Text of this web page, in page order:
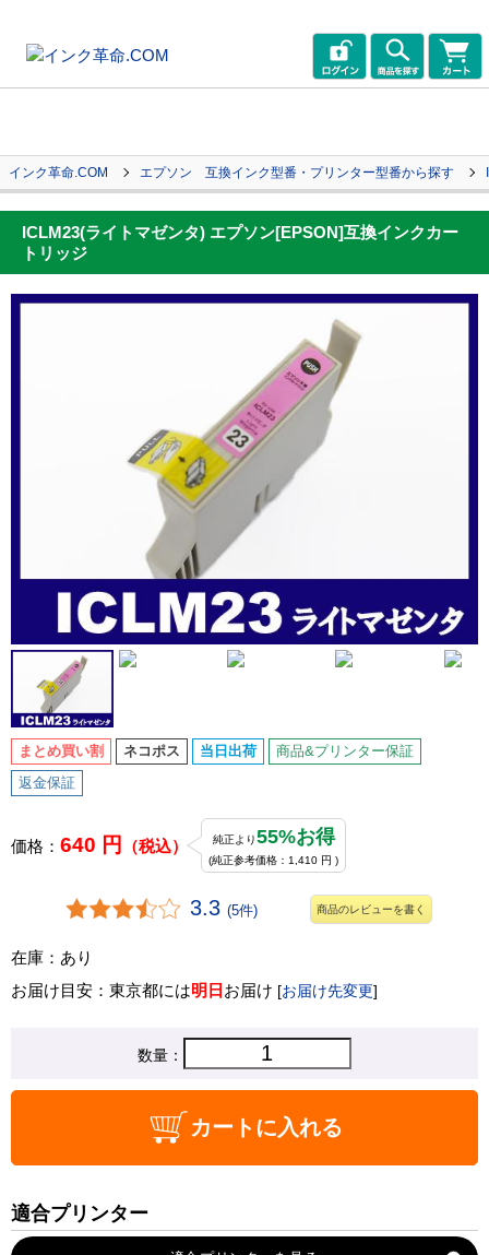
インク革命.COM エプソン 互換インク型番・プリンター型番から探す
ICLM23(ライトマゼンタ) エプソン[EPSON]互換インクカー
トリッジ
まとめ買い割 ネコポス 当日出荷 商品&プリンター保証
返金保証
価格： 640 円 （税込） 純正より55%お得
(純正参考価格：1,410 円 )
3.3 (5件) 商品のレビューを書く
在庫：あり
お届け目安：東京都には明日 お届け [お届け先変更]
数量：
カートに入れる
適合プリンター